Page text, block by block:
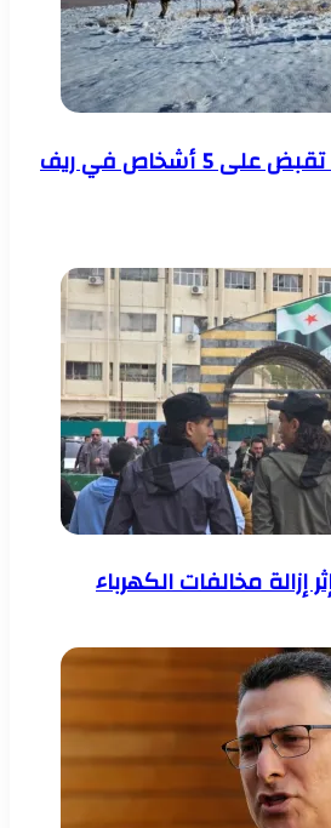
حرس الحدود السورية تقبض على 5 أشخاص في ريف
إزالة مخالفات الكهرباء